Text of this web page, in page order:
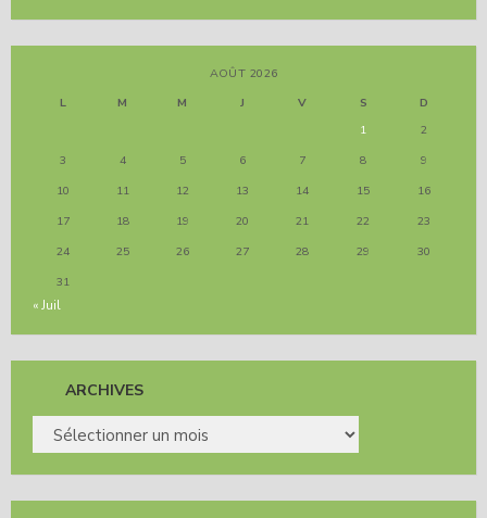
AOÛT 2026
L
M M J V S
D
1
2
3
4 5 6 7 8
9
10
11 12 13 14 15
16
17
18 19 20 21 22
23
24
25 26 27 28 29
30
31
« Juil
ARCHIVES